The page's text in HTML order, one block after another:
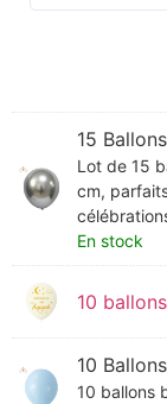
15
Lot de 15
cm,
En stock
10
10
10 ballons